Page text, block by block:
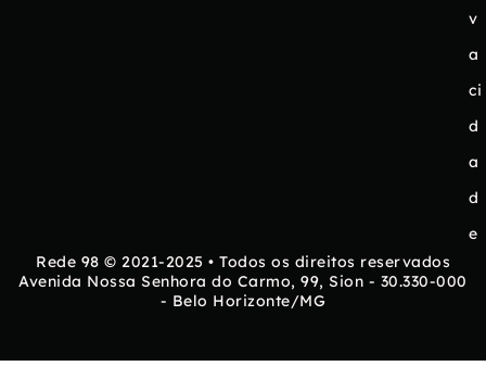
v
a
ci
d
a
d
e
Rede 98 © 2021-2025 • Todos os direitos reservados
Avenida Nossa Senhora do Carmo, 99, Sion - 30.330-000
- Belo Horizonte/MG